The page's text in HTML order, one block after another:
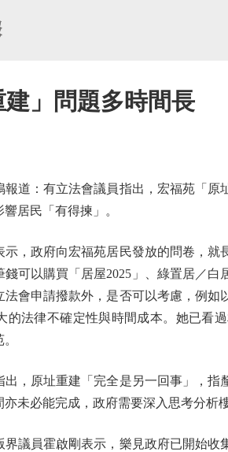
」問題多時間長
：有立法會議員指出，宏福苑「原
居民「有得揀」。
政府向宏福苑居民發放的問卷，就
可以購買「居屋2025」、綠置居／
會申請撥款外，是否可以考慮，例
的法律不確定性與時間成本。她已看
原址重建「完全是另一回事」，指
未必能完成，政府需要深入思考分析
員霍啟剛表示，樂見政府已開始收